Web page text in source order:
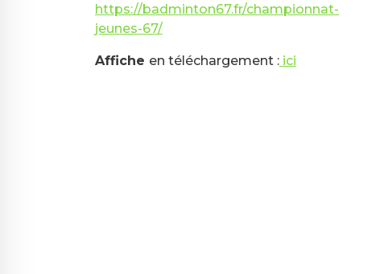
https://badminton67.fr/championnat-
jeunes-67/
Affiche en téléchargement : ici